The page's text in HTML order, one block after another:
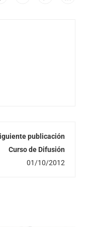
publicación
Curso de Difusión
01/10/2012